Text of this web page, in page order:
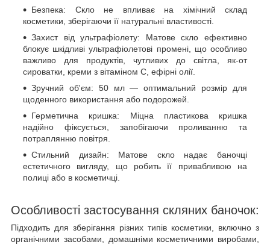
Безпека: Скло не впливає на хімічний склад
косметики, зберігаючи її натуральні властивості.
Захист від ультрафіолету: Матове скло ефективно
блокує шкідливі ультрафіолетові промені, що особливо
важливо для продуктів, чутливих до світла, як-от
сироватки, креми з вітаміном С, ефірні олії.
Зручний об'єм: 50 мл — оптимальний розмір для
щоденного використання або подорожей.
Герметична кришка: Міцна пластикова кришка
надійно фіксується, запобігаючи проливанню та
потраплянню повітря.
Стильний дизайн: Матове скло надає баночці
естетичного вигляду, що робить її привабливою на
полиці або в косметичці.
Особливості застосування скляних баночок:
Підходить для зберігання різних типів косметики, включно з
органічними засобами, домашніми косметичними виробами,